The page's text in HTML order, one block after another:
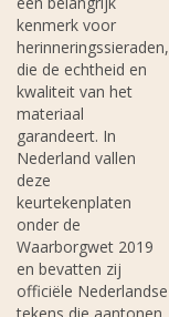
kenmerk voor
herinneringssieraden,
die de echtheid en
kwaliteit van het
materiaal
garandeert. In
Nederland vallen
deze
keurtekenplaten
onder de
Waarborgwet 2019
en bevatten zij
officiële Nederlandse